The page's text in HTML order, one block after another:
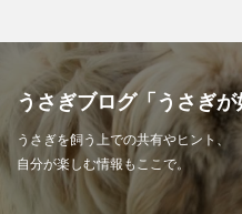
うさぎブログ「うさぎが
うさぎを飼う上での共有やヒント、
自分が楽しむ情報もここで。